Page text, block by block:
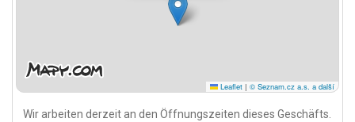
Leaflet | © Seznam.cz a.s. a další
Wir arbeiten derzeit an den Öffnungszeiten dieses Geschäfts.